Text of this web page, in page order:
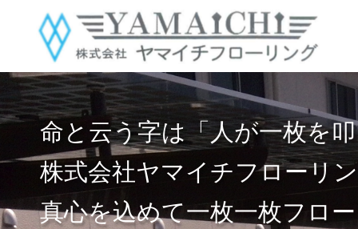
命と云う字は「人が一枚を
株式会社ヤマイチフローリ
真心を込めて一枚一枚フロ